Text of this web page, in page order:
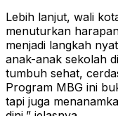
Lebih lanjut, wali
menuturkan
menjadi langkah
anak-anak sekolah
tumbuh sehat,
Program MBG ini
tapi juga